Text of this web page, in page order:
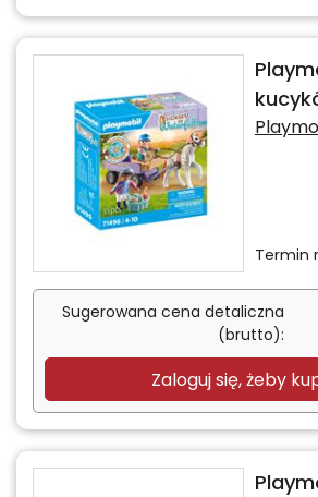
Termin
Sugerowana cena detaliczna
(brutto):
Zaloguj się, żeby